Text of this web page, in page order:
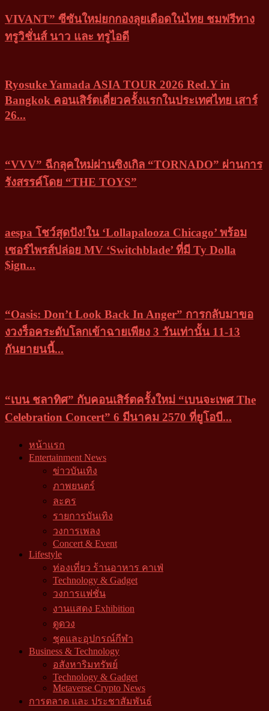
VIVANT” ซีซันใหม่ยกกองลุยเดือดในไทย ชมฟรีทาง
ทรูวิชั่นส์ นาว และ ทรูไอดี
Ryosuke Yamada ASIA TOUR 2026 Red.Y in
Bangkok คอนเสิร์ตเดี่ยวครั้งแรกในประเทศไทย เสาร์
26...
“VVV” ฉีกลุคใหม่ผ่านซิงเกิล “TORNADO” ผ่านการ
รังสรรค์โดย “THE TOYS”
aespa โชว์สุดปัง!ใน ‘Lollapalooza Chicago’ พร้อม
เซอร์ไพรส์ปล่อย MV ‘Switchblade’ ที่มี Ty Dolla
$ign...
“Oasis: Don’t Look Back In Anger” การกลับมาขอ
งวงร็อคระดับโลกเข้าฉายเพียง 3 วันเท่านั้น 11-13
กันยายนนี้...
“เบน ชลาทิศ” กับคอนเสิร์ตครั้งใหม่ “เบนจะเพศ The
Celebration Concert” 6 มีนาคม 2570 ที่ยูโอบี...
หน้าแรก
Entertainment News
ข่าวบันเทิง
ภาพยนตร์
ละคร
รายการบันเทิง
วงการเพลง
Concert & Event
Lifestyle
ท่องเที่ยว ร้านอาหาร คาเฟ่
Technology & Gadget
วงการแฟชั่น
งานแสดง Exhibition
ดูดวง
ชุดและอุปกรณ์กีฬา
Business & Technology
อสังหาริมทรัพย์
Technology & Gadget
Metaverse Crypto News
การตลาด และ ประชาสัมพันธ์